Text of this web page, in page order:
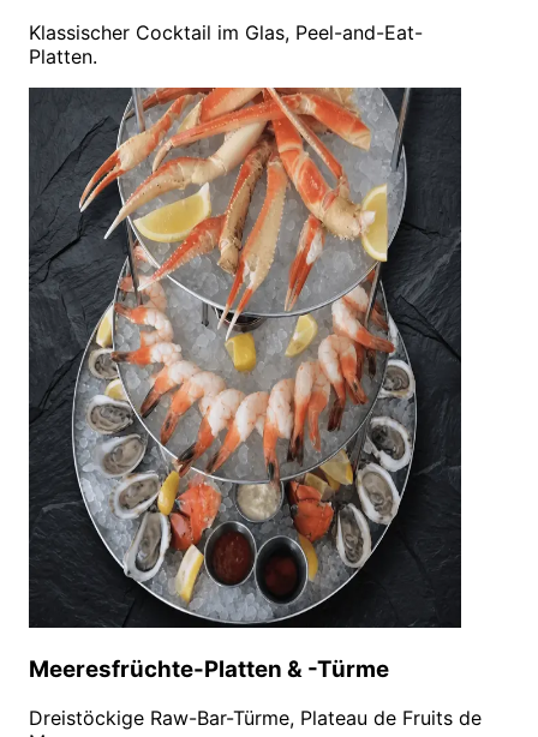
Klassischer Cocktail im Glas, Peel-and-Eat-
Platten.
Meeresfrüchte-Platten & -Türme
Dreistöckige Raw-Bar-Türme, Plateau de Fruits de